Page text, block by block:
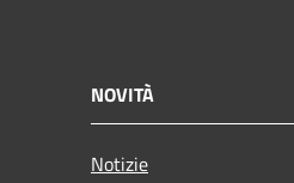
NOVITÀ
Notizie